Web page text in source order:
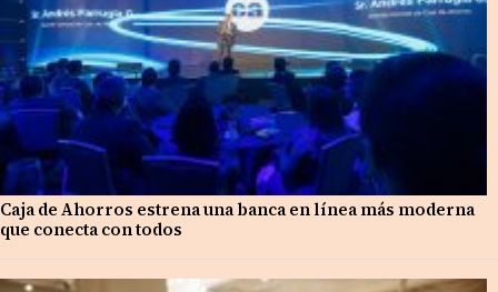
Caja de Ahorros estrena una banca en línea más moderna
que conecta con todos